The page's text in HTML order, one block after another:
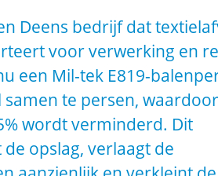
Deens bedrijf dat
voor verwerking en
een Mil-tek E819-
te persen,
wordt verminderd. Dit
opslag, verlaagt de